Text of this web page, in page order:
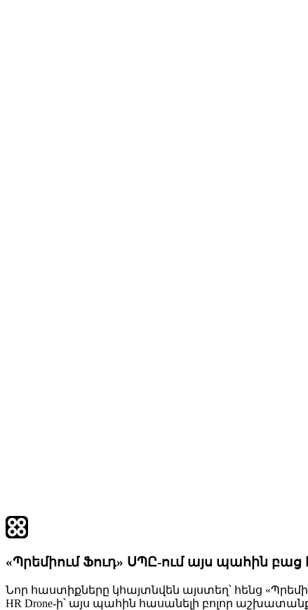
«Պրեմիում Ֆուդ» ՍՊԸ-ում այս պահին
Նոր հաստիքները կհայտնվեն այստեղ՝ հենց
HR Drone-ի՝ այս պահին հասանելի բոլոր